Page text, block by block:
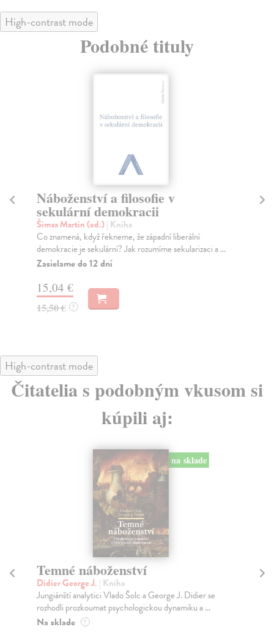
High-contrast mode
Podobné tituly
Náboženství a filosofie v
sekulární demokracii
Šimsa Martin (ed.)| Kniha
Co znamená, když řekneme, že západní liberální
demokracie je sekulární? Jak rozumíme sekularizaci a ...
Zasielame do 12 dní
15,04 €
15,50 € ?
High-contrast mode
Čitatelia s podobným vkusom si
kúpili aj:
na sklade
Temné náboženství
Didier George J. | Kniha
Jungiánští analytici Vlado Šolc a George J. Didier se
rozhodli prozkoumat psychologickou dynamiku a ...
Na sklade ?